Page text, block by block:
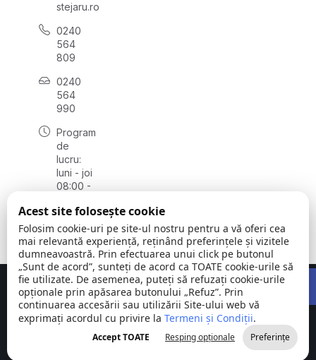
stejaru.ro
0240
564
809
0240
564
990
Program
de
lucru:
luni - joi
08:00 -
vineri
08:00 -
14:00
Comuna
Stejaru |
județul Tulcea
©
2026
Toate
drepturile
rezervate
Concept realizat deBig Media Relații Publice SRL
Acest site folosește cookie
Folosim cookie-uri pe site-ul nostru pentru a vă oferi cea
mai relevantă experiență, reținând preferințele și vizitele
dumneavoastră. Prin efectuarea unui click pe butonul
„Sunt de acord”, sunteți de acord ca TOATE cookie-urile să
fie utilizate. De asemenea, puteți să refuzați cookie-urile
opționale prin apăsarea butonului „Refuz”. Prin
continuarea accesării sau utilizării Site-ului web vă
exprimați acordul cu privire la Termeni și Condiții.
Accept TOATE Resping opționale Preferințe